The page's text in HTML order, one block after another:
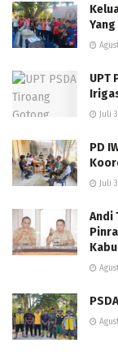
UPT
Juli
PD
Juli
Andi